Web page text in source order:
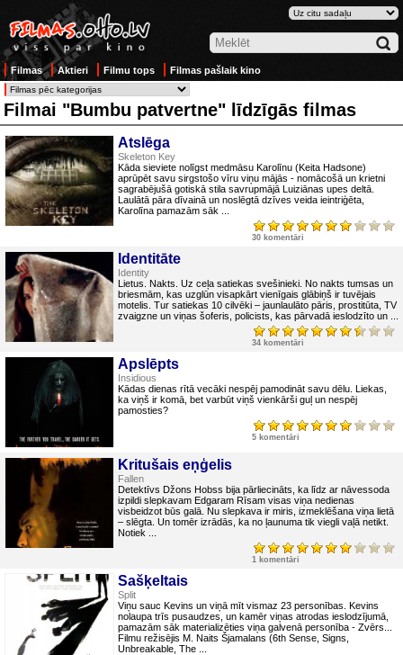
Filmas Aktieri Filmu tops Filmas pašlaik kino
Filmai "Bumbu patvertne" līdzīgās filmas
Atslēga
Skeleton Key
Kāda sieviete nolīgst medmāsu Karolīnu (Keita Hadsone)
aprūpēt savu sirgstošo vīru viņu mājās - nomācošā un krietni
sagrabējušā gotiskā stila savrupmājā Luiziānas upes deltā.
Laulātā pāra dīvainā un noslēgtā dzīves veida ieintriģēta,
Karolīna pamazām sāk ...
30 komentāri
Identitāte
Identity
Lietus. Nakts. Uz ceļa satiekas svešinieki. No nakts tumsas un
briesmām, kas uzglūn visapkārt vienīgais glābiņš ir tuvējais
motelis. Tur satiekas 10 cilvēki – jaunlaulāto pāris, prostitūta, TV
zvaigzne un viņas šoferis, policists, kas pārvadā ieslodzīto un ...
34 komentāri
Apslēpts
Insidious
Kādas dienas rītā vecāki nespēj pamodināt savu dēlu. Liekas,
ka viņš ir komā, bet varbūt viņš vienkārši guļ un nespēj
pamosties?
5 komentāri
Kritušais eņģelis
Fallen
Detektīvs Džons Hobss bija pārliecināts, ka līdz ar nāvessoda
izpildi slepkavam Edgaram Rīsam visas viņa nedienas
visbeidzot būs galā. Nu slepkava ir miris, izmeklēšana viņa lietā
– slēgta. Un tomēr izrādās, ka no ļaunuma tik viegli vaļā netikt.
Notiek ...
1 komentāri
Sašķeltais
Split
Viņu sauc Kevins un viņā mīt vismaz 23 personības. Kevins
nolaupa trīs pusaudzes, un kamēr viņas atrodas ieslodzījumā,
pamazām sāk materializēties viņa galvenā personība - Zvērs...
Filmu režisējis M. Naits Šjamalans (6th Sense, Signs,
Unbreakable, The ...